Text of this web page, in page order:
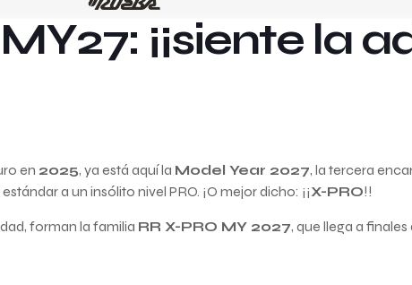
¡¡siente la
en 2025, ya está aquí la Model Year 2027, la tercera
a un insólito nivel PRO. ¡O mejor dicho: ¡¡X-PRO!!
forman la familia RR X-PRO MY 2027, que llega a